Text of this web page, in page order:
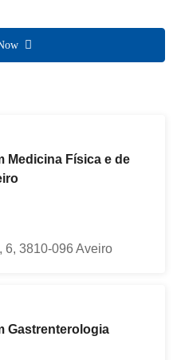
Medicina Física e de
6, 3810-096 Aveiro
Gastrenterologia